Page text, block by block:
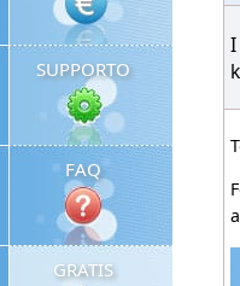
SUPPORTO
FAQ
GRATIS